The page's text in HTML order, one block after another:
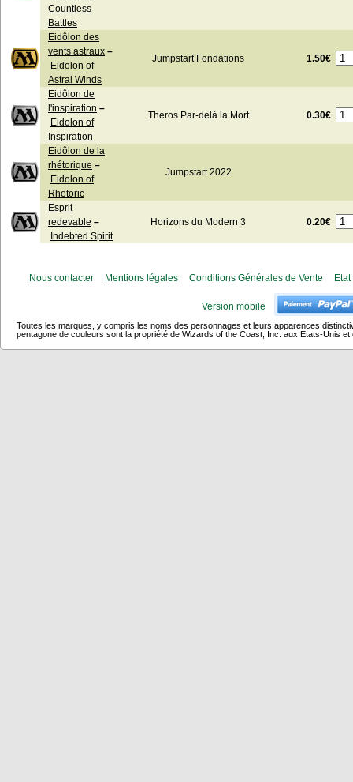
Countless
Battles
Eidôlon des
vents astraux –
Eidolon of
Astral Winds
Jumpstart Fondations 1.50€
Eidôlon de
l'inspiration –
Eidolon of
Inspiration
Theros Par-delà la Mort 0.30€
Eidôlon de la
rhétorique –
Eidolon of
Rhetoric
Jumpstart 2022
Esprit
redevable –
Indebted Spirit
Horizons du Modern 3 0.20€
Nous contacter Mentions légales Conditions Générales de Vente
Version mobile
Toutes les marques, y compris les noms des personnages et leurs apparences
pentagone de couleurs sont la propriété de Wizards of the Coast, Inc. aux Etats-Unis